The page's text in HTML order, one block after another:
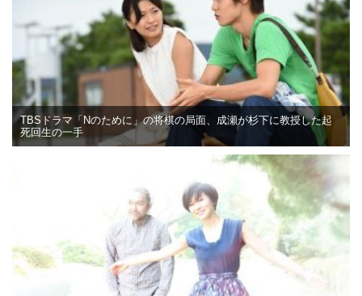
TBSドラマ「Nのために」の将棋の局面、成瀬が杉下に教授した起
死回生の一手